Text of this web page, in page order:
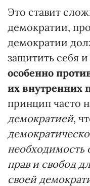
Это ставит
демократии,
демократии
защитить себя
особенно
их внутренних
принцип часто
демократией,
необходимость
прав и свобод
своей